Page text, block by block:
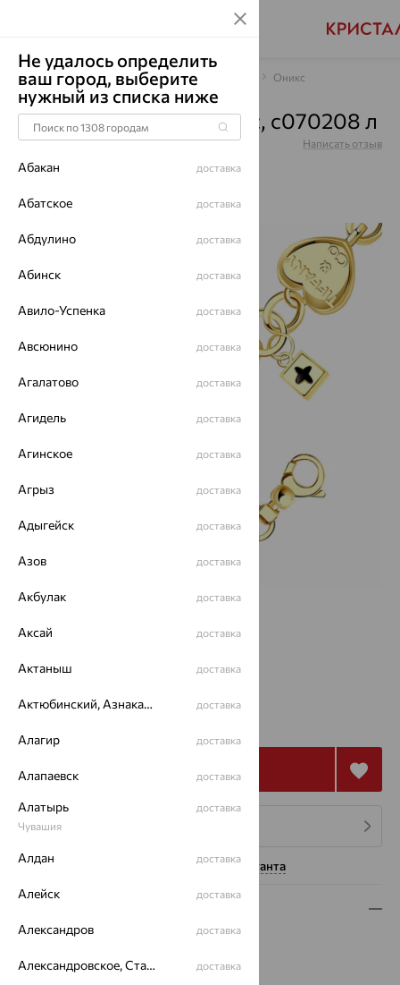
Главная Каталог Браслеты декоративные Оникс
Браслет, серебро, оникс, с070208 л
Артикул:с070208 л Написать отзыв
6 470
Нужна помощь консультанта
Вес:8.32
Не удалось определить
ваш город, выберите
нужный из списка ниже
Абакан доставка
Абатское доставка
Абдулино доставка
Абинск доставка
Авило-Успенка доставка
Авсюнино доставка
Агалатово доставка
Агидель доставка
Агинское доставка
Агрыз доставка
Адыгейск доставка
Азов доставка
Акбулак доставка
Аксай доставка
Актаныш доставка
Актюбинский, Азнакаевский район доставка
Алагир доставка
Алапаевск доставка
Алатырь
Чувашия
доставка
Алдан доставка
Алейск доставка
Александров доставка
Александровское, Ставропольский край доставка